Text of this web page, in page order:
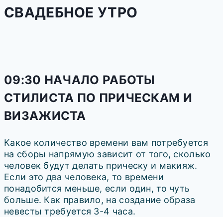
СВАДЕБНОЕ УТРО
09:30 НАЧАЛО РАБОТЫ
СТИЛИСТА ПО ПРИЧЕСКАМ И
ВИЗАЖИСТА
Какое количество времени вам потребуется
на сборы напрямую зависит от того, сколько
человек будут делать прическу и макияж.
Если это два человека, то времени
понадобится меньше, если один, то чуть
больше. Как правило, на создание образа
невесты требуется 3-4 часа.